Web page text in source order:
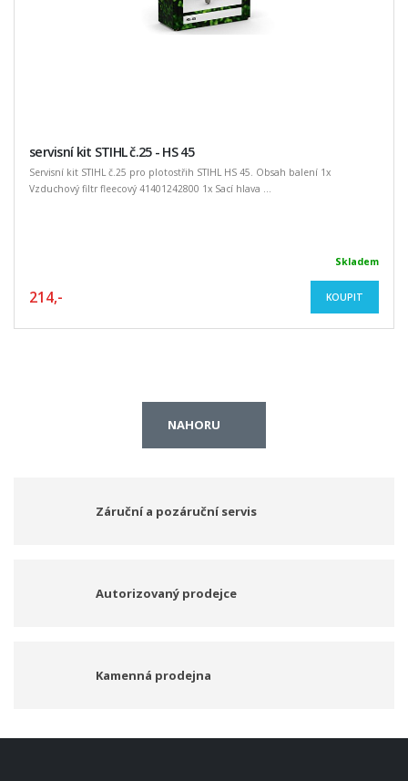
servisní kit STIHL č.25 - HS 45
Servisní kit STIHL č.25 pro plotostřih STIHL HS 45. Obsah balení 1x
Vzduchový filtr fleecový 41401242800 1x Sací hlava ...
Skladem
214,- KOUPIT
NAHORU
Záruční a pozáruční servis
Autorizovaný prodejce
Kamenná prodejna